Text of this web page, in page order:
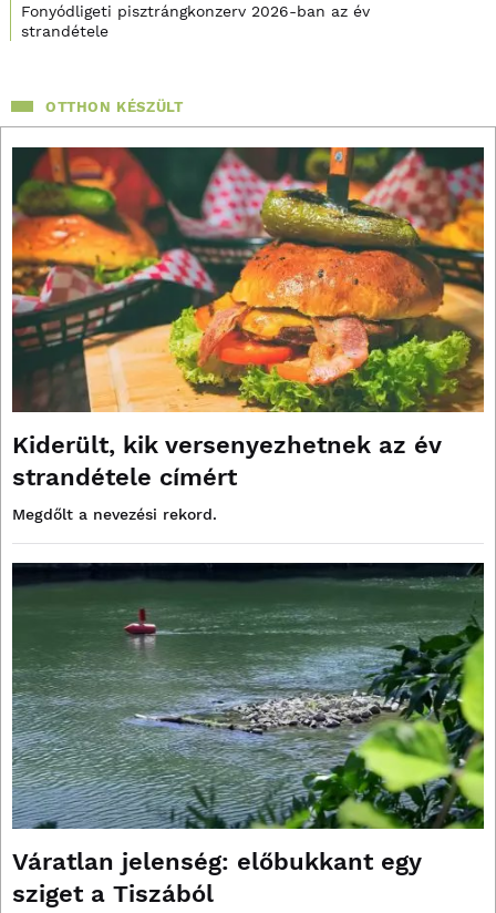
Fonyódligeti pisztrángkonzerv 2026-ban az év
strandétele
OTTHON KÉSZÜLT
Kiderült, kik versenyezhetnek az év
strandétele címért
Megdőlt a nevezési rekord.
Váratlan jelenség: előbukkant egy
sziget a Tiszából